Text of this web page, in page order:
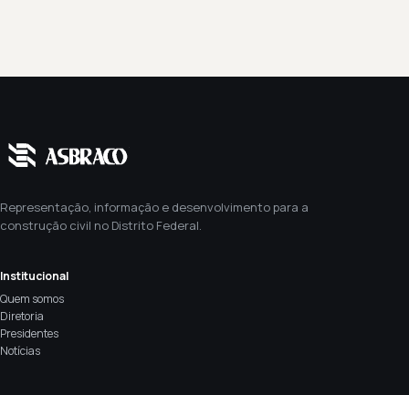
Representação, informação e desenvolvimento para a
construção civil no Distrito Federal.
Institucional
Quem somos
Diretoria
Presidentes
Notícias